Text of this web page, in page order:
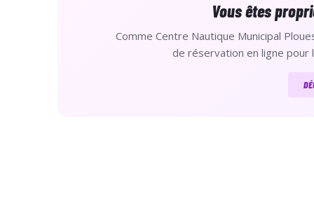
Dans le cas où un certificat médical s'avérait
plus tard, nous pourrons refuser l'accueil en
Vous êtes
Comme Centre Nautique Municipal
de réservation en ligne pour